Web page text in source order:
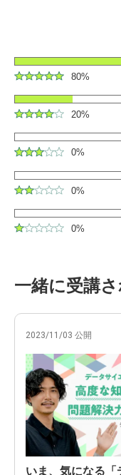
80%
20%
0%
0%
0%
一緒に受講
2023/11/03 公開
いま、気になる